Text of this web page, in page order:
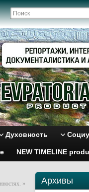
Духовность
NEW TIMELINE
» Архивы